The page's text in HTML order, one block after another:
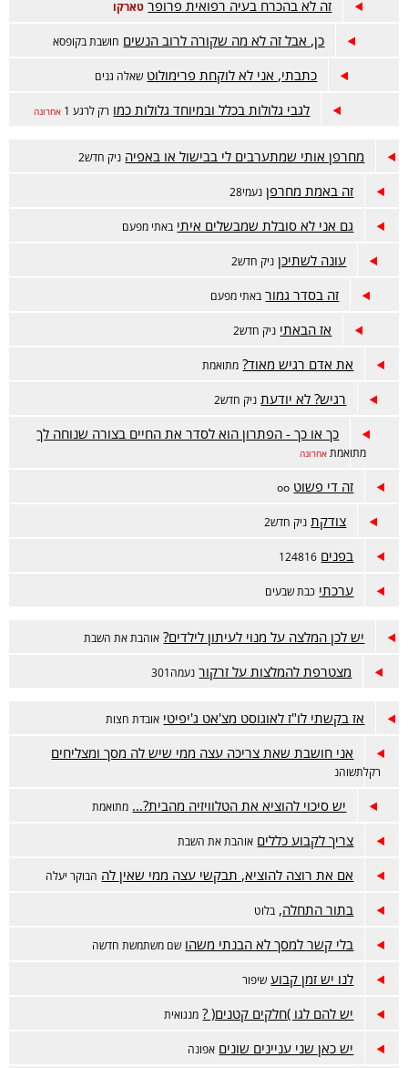
זה לא בהכרח בעיה רפואית פרופר טארקו
כן, אבל זה לא מה שקורה לרוב הנשים חושבת בקופסא
כתבתי, אני לא לוקחת פרימולוט שאלה גנים
לגבי גלולות בכלל ובמיוחד גלולות כמו רק לרגע 1 אחרונה
מחרפן אותי שמתערבים לי בבישול או באפיה ניק חדש2
זה באמת מחרפן נעמי28
גם אני לא סובלת שמבשלים איתי באתי מפעם
עונה לשתיכן ניק חדש2
זה בסדר גמור באתי מפעם
אז הבאתי ניק חדש2
את אדם רגיש מאוד? מתואמת
רגיש? לא יודעת ניק חדש2
כך או כך - הפתרון הוא לסדר את החיים בצורה שנוחה לך
מתואמת אחרונה
זה די פשוט oo
צודקת ניק חדש2
בפנים 124816
ערכתי כבת שבעים
יש לכן המלצה על מנוי לעיתון לילדים? אוהבת את השבת
מצטרפת להמלצות על זרקור נעמה301
אז בקשתי לו"ז לאוגוסט מצ'אט ג'יפיטי אובדת חצות
אני חושבת שאת צריכה עצה ממי שיש לה מסך ומצליחים
רקלתשוהנ
יש סיכוי להוציא את הטלוויזיה מהבית?... מתואמת
צריך לקבוע כללים אוהבת את השבת
אם את רוצה להוציא, תבקשי עצה ממי שאין לה הבוקר יעלה
בתור התחלה, בלוט
בלי קשר למסך לא הבנתי משהו שם משתמשת חדשה
לנו יש זמן קבוע שיפור
יש להם לגו )חלקים קטנים( ? מנגואית
יש כאן שני עניינים שונים אפונה